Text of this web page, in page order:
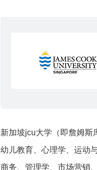
新加坡jcu大学（即詹姆斯
幼儿教育、心理学、运动
商务、管理学、市场营销